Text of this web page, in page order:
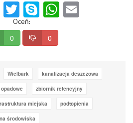
Messenger
Twitter Skype WhatsApp
Oceń:
0 0
Wielbark kanalizacja deszczowa
zbiornik retencyjny
miejska podtopienia
środowiska